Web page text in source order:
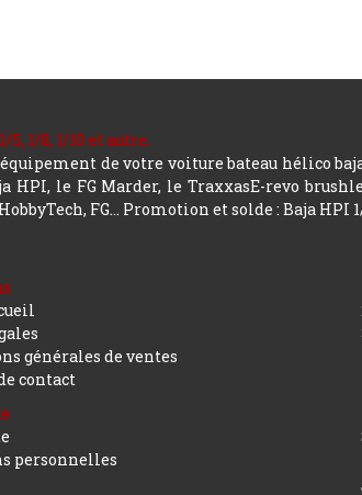
1/8, 1/10 et autre.
de votre voiture bateau hélico
HPI, le FG Marder, le TraxxasE-revo
FG... Promotion et solde : Baja HPI
générales de ventes
contact
personnelles